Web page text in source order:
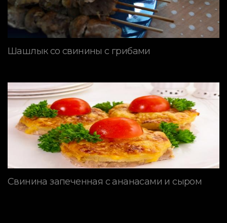
Шашлык со свинины с грибами
Свинина запеченная с ананасами и сыром